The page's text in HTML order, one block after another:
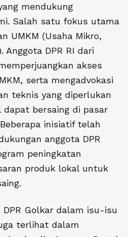
mendukung
Salah satu fokus utama
UMKM (Usaha Mikro,
Anggota DPR RI dari
akses
serta mengadvokasi
teknis yang diperlukan
dapat bersaing di pasar
inisiatif telah
anggota DPR
peningkatan
produk lokal untuk
Golkar dalam isu-isu
terlihat dalam